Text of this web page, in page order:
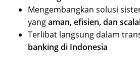
Mengembangkan solusi
yangaman, efisien, dan
Terlibat langsung dalam
banking di Indonesia